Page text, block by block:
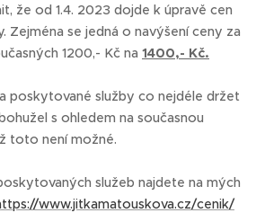
že od 1.4. 2023 dojde k úpravě cen
Zejména se jedná o navýšení ceny za
1200,- Kč na 1400,- Kč.
poskytované služby co nejdéle držet
s ohledem na současnou
toto není možné.
služeb najdete na mých
www.jitkamatouskova.cz/cenik/